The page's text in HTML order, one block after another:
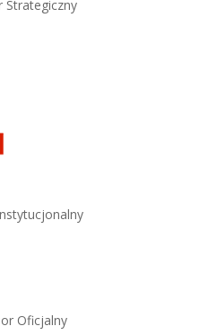
Strategiczny
Oficjalny